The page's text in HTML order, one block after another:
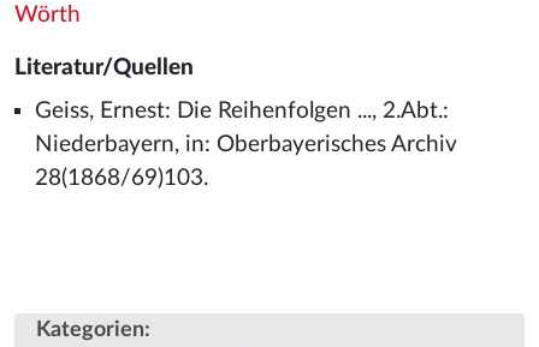
Wörth
Literatur/Quellen
Geiss, Ernest: Die Reihenfolgen ..., 2.Abt.:
Niederbayern, in: Oberbayerisches Archiv
28(1868/69)103.
Kategorien: